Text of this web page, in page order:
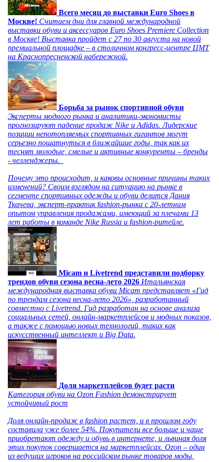
Всего месяц до выставки Euro Shoes в
Москве! Считаем дни для главной международной
выставки обуви и аксессуаров Euro Shoes Premiere Collection
в Москве! Выставка пройдет с 27 по 30 августа на новой
премиальной площадке – в столичном конгресс-центре ЦМТ
на Краснопресненской набережной.
Борьба за рынок спортивной обуви
Эксперты модного рынка и аналитики-экономисты
прогнозируют падение продаж Nike и Adidas. Лидерские
позиции непотопляемых спортивных гигантов могут
серьезно пошатнуться в ближайшие годы, так как их
теснят молодые, смелые и активные конкуренты – бренды
- челленджеры.
Почему это происходит, и каковы основные причины таких
изменений? Своим взглядом на ситуацию на рынке в
сегменте спортивных одежды и обуви делится Дания
Ткачева, эксперт-практик fashion-рынка с 20-летним
опытом управления продажами, имеющий за плечами 13
лет работы в команде Nike Russia и fashion-ритейле.
Micam и Livetrend представили подборку
трендов обуви сезона весна-лето 2026 Итальянская
международная выставка обуви Micam представляет «Гид
по трендам сезона весна-лето 2026», разработанный
совместно с Livetrend. Гид разработан на основе анализа
социальных сетей, онлайн-маркетплейсов и модных показов,
а также с помощью новых технологий, таких как
искусственный интеллект и Big Data.
Доля маркетплейсов будет расти
Категория обуви на Ozon Fashion демонстрирует
устойчивый рост
Доля онлайн-продаж в fashion растет, и в прошлом году
составила уже более 54%. Покупатели все больше и чаще
приобретают одежду и обувь в интернете, и львиная доля
этих покупок совершается на маркетплейсах. Ozon – один
из ведущих игроков на российском рынке товаров моды,